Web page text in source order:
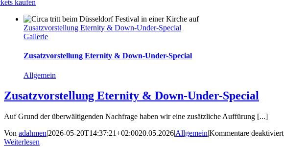
kaufen
Zusatzvorstellung Eternity & Down-Under-Special
Gallerie
Zusatzvorstellung Eternity & Down-Under-Special
Allgemein
Zusatzvorstellung Eternity & Down-Under-Special
Auf Grund der überwältigenden Nachfrage haben wir eine zusätzliche Auffürung [...]
Von adahmen|2026-05-20T14:37:21+02:0020.05.2026|Allgemein|Kommentare deaktiviert
Weiterlesen